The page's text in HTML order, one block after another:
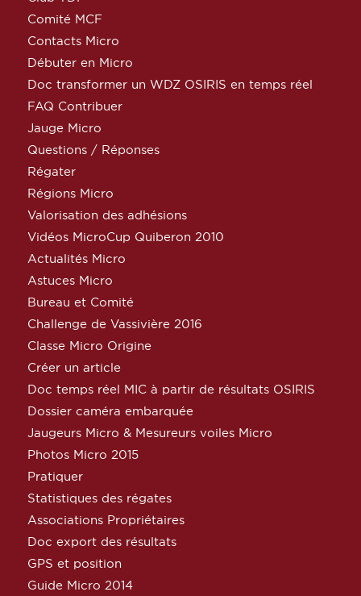
Comité MCF
Contacts Micro
Débuter en Micro
Doc transformer un WDZ OSIRIS en temps réel
FAQ Contribuer
Jauge Micro
Questions / Réponses
Régater
Régions Micro
Valorisation des adhésions
Vidéos MicroCup Quiberon 2010
Actualités Micro
Astuces Micro
Bureau et Comité
Challenge de Vassivière 2016
Classe Micro Origine
Créer un article
Doc temps réel MIC à partir de résultats OSIRIS
Dossier caméra embarquée
Jaugeurs Micro & Mesureurs voiles Micro
Photos Micro 2015
Pratiquer
Statistiques des régates
Associations Propriétaires
Doc export des résultats
GPS et position
Guide Micro 2014